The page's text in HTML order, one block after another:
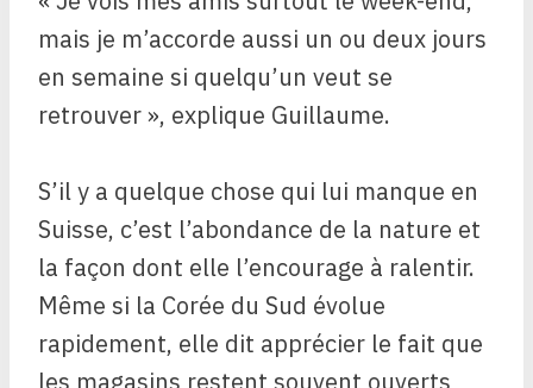
mais je m’accorde aussi un ou deux jours
en semaine si quelqu’un veut se
retrouver », explique Guillaume.
S’il y a quelque chose qui lui manque en
Suisse, c’est l’abondance de la nature et
la façon dont elle l’encourage à ralentir.
Même si la Corée du Sud évolue
rapidement, elle dit apprécier le fait que